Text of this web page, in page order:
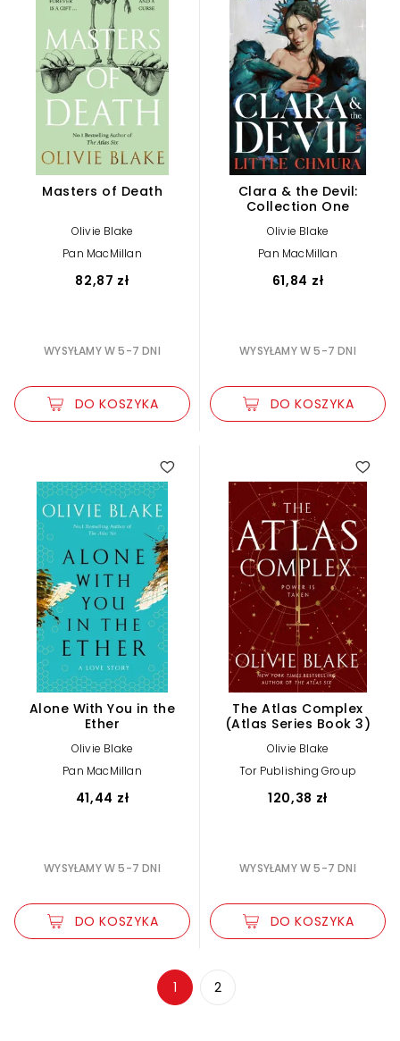
Masters of Death
Olivie Blake
Pan MacMillan
82,87 zł
WYSYŁAMY W 5-7 DNI
DO KOSZYKA
Clara & the Devil:
Collection One
Olivie Blake
Pan MacMillan
61,84 zł
WYSYŁAMY W 5-7 DNI
DO KOSZYKA
Alone With You in the
Ether
Olivie Blake
Pan MacMillan
41,44 zł
WYSYŁAMY W 5-7 DNI
DO KOSZYKA
The Atlas Complex
(Atlas Series Book 3)
Olivie Blake
Tor Publishing Group
120,38 zł
WYSYŁAMY W 5-7 DNI
DO KOSZYKA
1 2
Zmniejsz rozmiar czcionki